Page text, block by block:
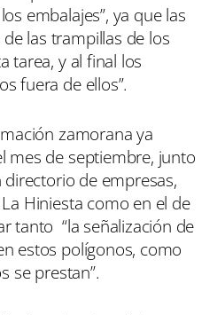
embalajes”, ya que las
las trampillas de los
tarea, y al final los
fuera de ellos”.
zamorana ya
mes de septiembre, junto
de empresas,
Hiniesta como en el de
tanto “la señalización de
estos polígonos, como
se prestan”.